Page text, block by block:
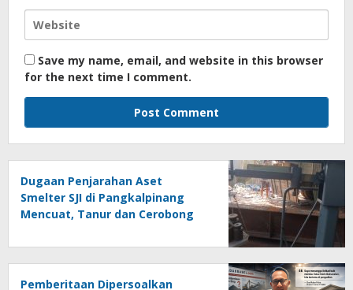
Save my name, email, and website in this browser
for the next time I comment.
Dugaan Penjarahan Aset
Smelter SJI di Pangkalpinang
Mencuat, Tanur dan Cerobong
Kiloan, Legalitas Dipertanyakan
Pemberitaan Dipersoalkan